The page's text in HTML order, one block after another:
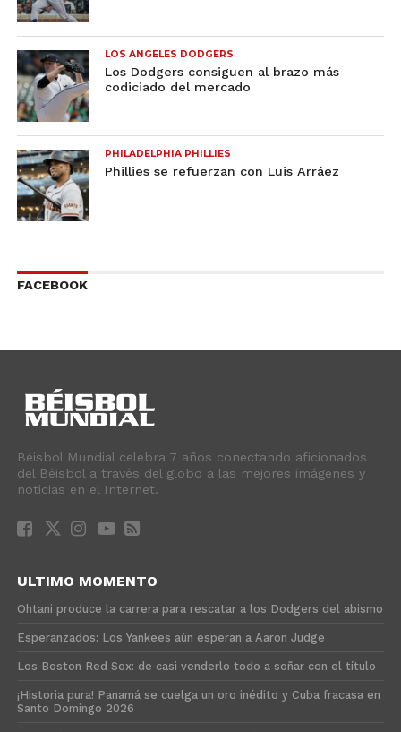
LOS ANGELES DODGERS
Los Dodgers consiguen al brazo más
codiciado del mercado
PHILADELPHIA PHILLIES
Phillies se refuerzan con Luis Arráez
FACEBOOK
Béisbol Mundial celebra 7 años conectando aficionados
del Béisbol a través del globo a las mejores imágenes y
noticias en el Internet.
ULTIMO MOMENTO
Ohtani produce la carrera para rescatar a los Dodgers del abismo
Esperanzados: Los Yankees aún esperan a Aaron Judge
Los Boston Red Sox: de casi venderlo todo a soñar con el título
¡Historia pura! Panamá se cuelga un oro inédito y Cuba fracasa en
Santo Domingo 2026